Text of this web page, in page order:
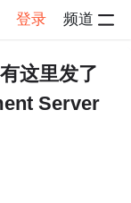
登录 频道
这里发了
Server